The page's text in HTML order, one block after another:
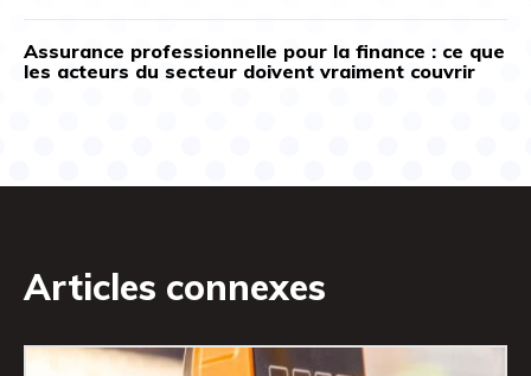
Assurance professionnelle pour la finance : ce que
les acteurs du secteur doivent vraiment couvrir
Articles connexes